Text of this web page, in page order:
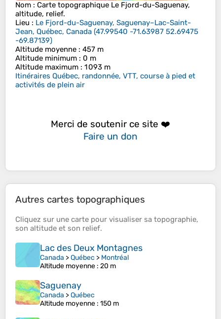
Nom : Carte topographique Le Fjord-du-Saguenay,
altitude, relief.
Lieu : Le Fjord-du-Saguenay, Saguenay–Lac-Saint-
Jean, Québec, Canada (47.99540 -71.63987 52.69475
-69.87139)
Altitude moyenne : 457 m
Altitude minimum : 0 m
Altitude maximum : 1 093 m
Itinéraires Québec, randonnée, VTT, course à pied et
activités de plein air
Merci de soutenir ce site ❤️
Faire un don
Autres cartes topographiques
Cliquez sur une carte pour visualiser sa topographie,
son altitude et son relief.
Lac des Deux Montagnes
Canada >Québec > Montréal
Altitude moyenne : 20 m
Saguenay
Canada >Québec
Altitude moyenne : 150 m